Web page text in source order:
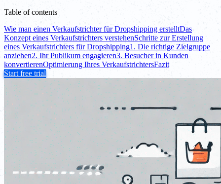
Table of contents
Wie man einen Verkaufstrichter für Dropshipping erstelltDas
Konzept eines Verkaufstrichters verstehenSchritte zur Erstellung
eines Verkaufstrichters für Dropshipping1. Die richtige Zielgruppe
anziehen2. Ihr Publikum engagieren3. Besucher in Kunden
konvertierenOptimierung Ihres VerkaufstrichtersFazit
Start free trial